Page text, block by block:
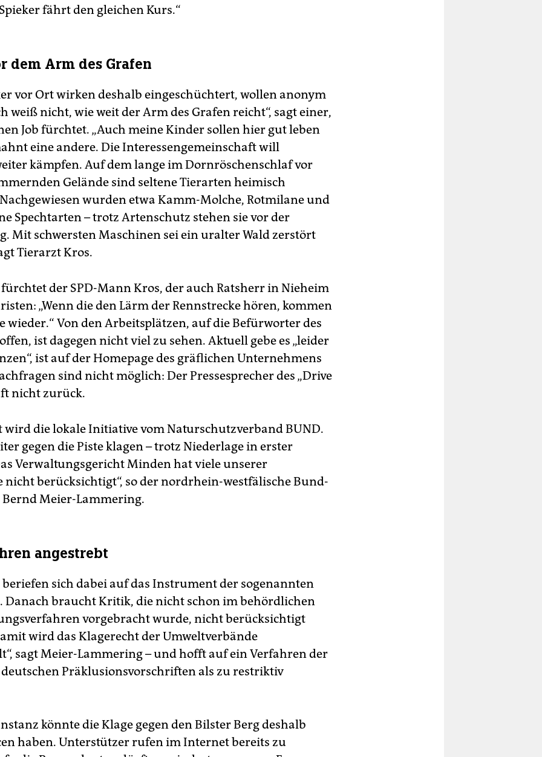
fährt den gleichen Kurs.“
dem Arm des Grafen
vor Ort wirken deshalb eingeschüchtert, wollen anonym
weiß nicht, wie weit der Arm des Grafen reicht“, sagt einer,
Job fürchtet. „Auch meine Kinder sollen hier gut leben
eine andere. Die Interessengemeinschaft will
kämpfen. Auf dem lange im Dornröschenschlaf vor
Gelände sind seltene Tierarten heimisch
wurden etwa Kamm-Molche, Rotmilane und
Spechtarten – trotz Artenschutz stehen sie vor der
Mit schwersten Maschinen sei ein uralter Wald zerstört
Tierarzt Kros.
der SPD-Mann Kros, der auch Ratsherr in Nieheim
„Wenn die den Lärm der Rennstrecke hören, kommen
wieder.“ Von den Arbeitsplätzen, auf die Befürworter des
ist dagegen nicht viel zu sehen. Aktuell gebe es „leider
ist auf der Homepage des gräflichen Unternehmens
sind nicht möglich: Der Pressesprecher des „Drive
nicht zurück.
wird die lokale Initiative vom Naturschutzverband BUND.
gegen die Piste klagen – trotz Niederlage in erster
Verwaltungsgericht Minden hat viele unserer
nicht berücksichtigt“, so der nordrhein-westfälische Bund-
Bernd Meier-Lammering.
angestrebt
beriefen sich dabei auf das Instrument der sogenannten
Danach braucht Kritik, die nicht schon im behördlichen
vorgebracht wurde, nicht berücksichtigt
wird das Klagerecht der Umweltverbände
sagt Meier-Lammering – und hofft auf ein Verfahren der
deutschen Präklusionsvorschriften als zu restriktiv
könnte die Klage gegen den Bilster Berg deshalb
haben. Unterstützer rufen im Internet bereits zu